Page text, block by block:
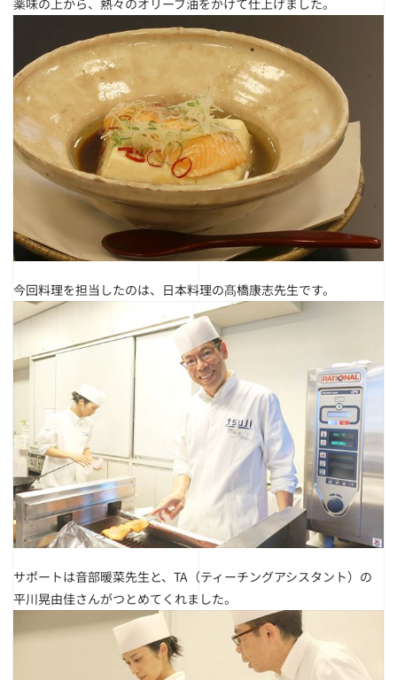
今回料理を担当したのは、日本料理の髙橋康志先生です。
サポートは音部暖菜先生と、TA（ティーチングアシスタント）の
平川晃由佳さんがつとめてくれました。